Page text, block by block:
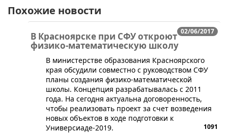
Похожие новости
02/06/2017
В Красноярске при СФУ откроют
физико-математическую школу
​В министерстве образования Красноярского
края обсудили совместно с руководством СФУ
планы создания физико-математической
школы. Концепция разрабатывалась с 2011
года. На сегодня актуальна договоренность,
чтобы реализовать проект за счет возведения
новых объектов в ходе подготовки к
Универсиаде-2019.
1091